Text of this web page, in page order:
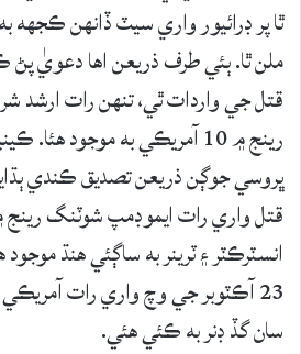
ٿا پر ڊرائيور واري سيٽ ڏانهن ڪجهه
ملن ٿا. ٻئي طرف ذريعن اها دعويٰ
قتل جي واردات ٿي، تنهن رات
رينج ۾ 10 آمريڪي به موجود
ڀروسي جوڳن ذريعن تصديق ڪندي
قتل واري رات ايموڊمپ شوٽنگ
23 آڪٽوبر جي وچ واري رات
سان گڏ ڊنر به ڪئي هئي.